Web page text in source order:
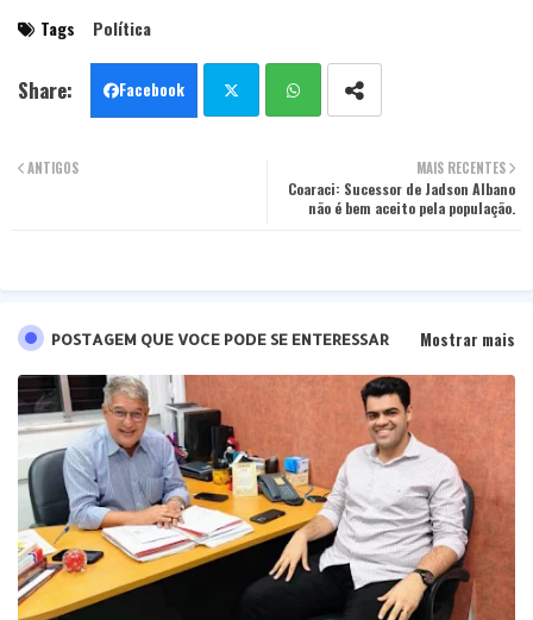
Tags Política
Facebook
tsa
MAIS RECENTES
Coaraci: Sucessor de Jadson Albano
não é bem aceito pela população.
ANTIGOS
POSTAGEM QUE VOCE PODE SE ENTERESSAR Mostrar mais